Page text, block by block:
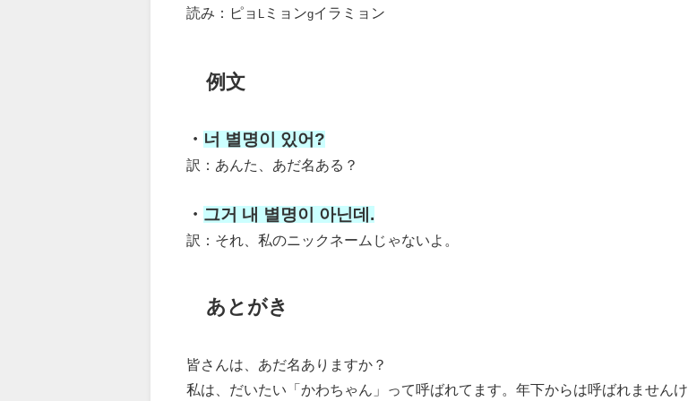
読み：ピョ
ミョンgイラミョン
例文
・ 너 별명이 있어?
訳：あんた、あだ名ある？
・ 그거 내 별명이 아닌데.
訳：それ、私のニックネームじゃないよ。
あとがき
皆さんは、あだ名ありますか？
私は、だいたい「かわちゃん」って呼ばれてます。年下からは呼ばれませんけ